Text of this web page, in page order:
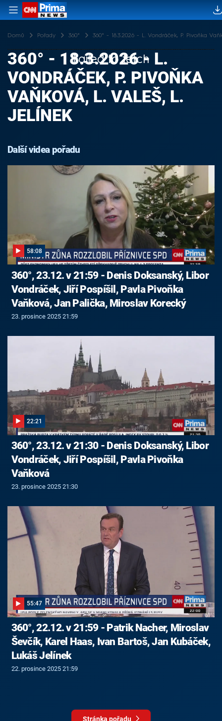
Domů Pořady 360° 360° - 18.3.2026 - L. Vondráček, P. Pivoňka
Failed to fetch
360° - 18.3.2026 - L.
VONDRÁČEK, P. PIVOŇKA
VAŇKOVÁ, L. VALEŠ, L.
JELÍNEK
Další videa pořadu
58:08
360°, 23.12. v 21:59 - Denis Doksanský, Libor
Vondráček, Jiří Pospíšil, Pavla Pivoňka
Vaňková, Jan Palička, Miroslav Korecký
23. prosince 2025 21:59
22:21
360°, 23.12. v 21:30 - Denis Doksanský, Libor
Vondráček, Jiří Pospíšil, Pavla Pivoňka
Vaňková
23. prosince 2025 21:30
55:47
360°, 22.12. v 21:59 - Patrik Nacher, Miroslav
Ševčík, Karel Haas, Ivan Bartoš, Jan Kubáček,
Lukáš Jelínek
22. prosince 2025 21:59
Stránka pořadu